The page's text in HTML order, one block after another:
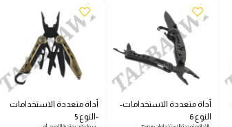
أداة متعددة الاستخدامات-
النوع 6
أداة متعددة الاستخدامات
-النوع 5